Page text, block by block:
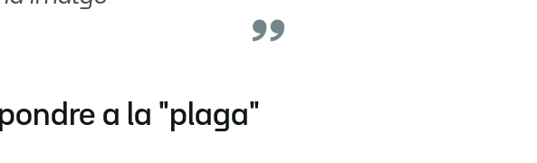
a la "plaga"